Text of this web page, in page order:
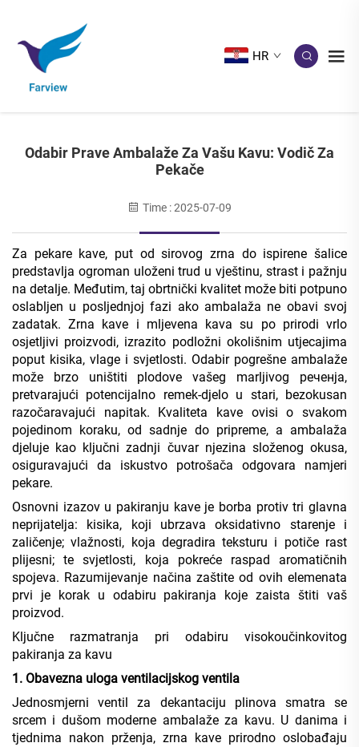
HR
Odabir Prave Ambalaže Za Vašu Kavu: Vodič Za
Pekače
Time : 2025-07-09
Za pekare kave, put od sirovog zrna do ispirene šalice
predstavlja ogroman uloženi trud u vještinu, strast i pažnju
na detalje. Međutim, taj obrtnički kvalitet može biti potpuno
oslabljen u posljednjoj fazi ako ambalaža ne obavi svoj
zadatak. Zrna kave i mljevena kava su po prirodi vrlo
osjetljivi proizvodi, izrazito podložni okolišnim utjecajima
poput kisika, vlage i svjetlosti. Odabir pogrešne ambalaže
može brzo uništiti plodove vašeg marljivog pеченja,
pretvarajući potencijalno remek-djelo u stari, bezokusan
razočaravajući napitak. Kvaliteta kave ovisi o svakom
pojedinom koraku, od sadnje do pripreme, a ambalaža
djeluje kao ključni zadnji čuvar njezina složenog okusa,
osiguravajući da iskustvo potrošača odgovara namjeri
pekare.
Osnovni izazov u pakiranju kave je borba protiv tri glavna
neprijatelja: kisika, koji ubrzava oksidativno starenje i
zaličenje; vlažnosti, koja degradira teksturu i potiče rast
plijesni; te svjetlosti, koja pokreće raspad aromatičnih
spojeva. Razumijevanje načina zaštite od ovih elemenata
prvi je korak u odabiru pakiranja koje zaista štiti vaš
proizvod.
Ključne razmatranja pri odabiru visokoučinkovitog
pakiranja za kavu
1. Obavezna uloga ventilacijskog ventila
Jednosmjerni ventil za dekantaciju plinova smatra se
srcem i dušom moderne ambalaže za kavu. U danima i
tjednima nakon prženja, zrna kave prirodno oslobađaju